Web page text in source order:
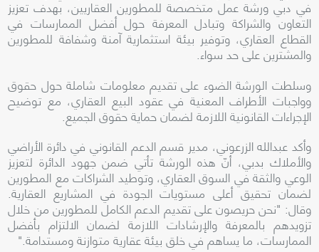
في دبي ورشة عمل متخصصة للمطورين العقاريين، بهدف تعزيز
التعاون والشراكة وتبادل المعرفة حول أفضل الممارسات في
القطاع العقاري، وتوفير بيئة استثمارية آمنة وشفافة للمطورين
والمشترين على حد سواء.
وسلطت الورشة الضوء على تقديم معلومات شاملة حول حقوق
وواجبات الأطراف المعنية في عقود البيع العقاري، مع توضيح
الإجراءات القانونية اللازمة لضمان حماية حقوق الجميع.
وأكد عبدالله الزرعوني، مدير قسم الدعم القانوني في دائرة الأراضي
والأملاك بدبي، أنّ هذه الورشة تأتي ضمن جهود الدائرة لتعزيز
الوعي والثقة في السوق العقاري، وتوطيد الشراكات مع المطورين
لضمان تحقيق أعلى مستويات الجودة في المشاريع العقارية.
وقال: "نحن حريصون على تقديم الدعم الكامل للمطورين من خلال
تزويدهم بالمعرفة والإرشادات اللازمة لضمان الالتزام بأفضل
الممارسات، ما يساهم في خلق بيئة عقارية متوازنة ومستدامة."